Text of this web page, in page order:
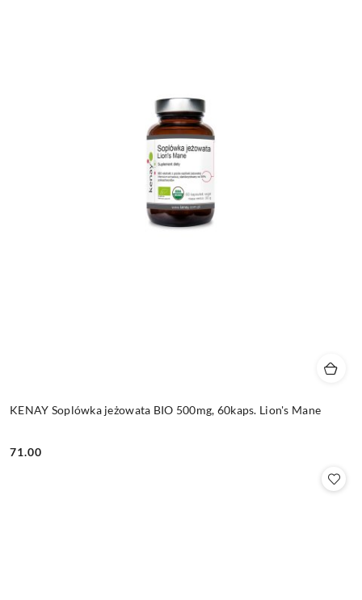
KENAY Soplówka jeżowata BIO 500mg, 60kaps. Lion's Mane
Cena:
71.00